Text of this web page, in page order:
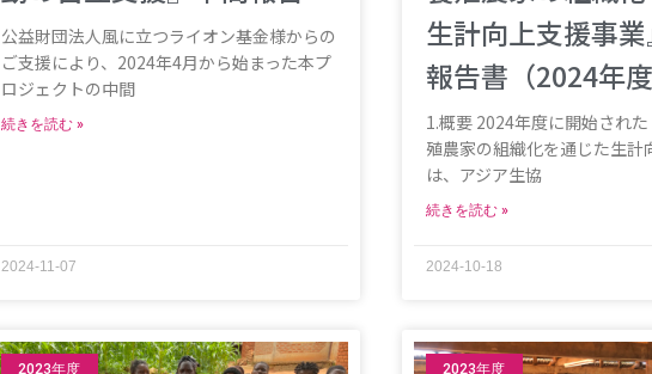
公益財団法人風に立つライオン基金様からの
ご支援により、2024年4月から始まった本プ
ロジェクトの中間
続きを読む »
2024-11-07
生計向上支援事
報告書（2024年度
1.概要 2024年度に開始され
殖農家の組織化を通じた生計
は、アジア生協
続きを読む »
2024-10-18
2023年度 2023年度